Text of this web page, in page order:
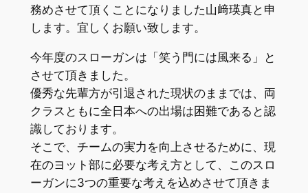
務めさせて頂くことになりました山﨑瑛真と申
します。宜しくお願い致します。
今年度のスローガンは「笑う門には風来る」と
させて頂きました。
優秀な先輩方が引退された現状のままでは、両
クラスともに全日本への出場は困難であると認
識しております。
そこで、チームの実力を向上させるために、現
在のヨット部に必要な考え方として、このスロ
ーガンに3つの重要な考えを込めさせて頂きま